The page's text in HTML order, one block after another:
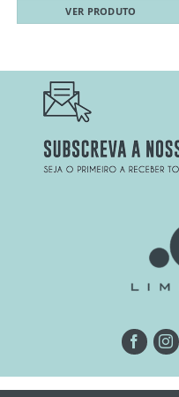
VER PRODUTO